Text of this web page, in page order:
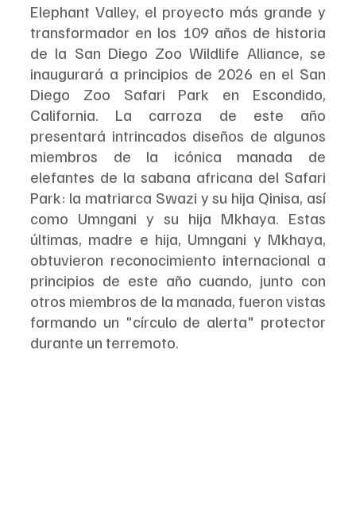
Elephant Valley, el proyecto más grande y
transformador en los 109 años de historia
de la San Diego Zoo Wildlife Alliance, se
inaugurará a principios de 2026 en el San
Diego Zoo Safari Park en Escondido,
California. La carroza de este año
presentará intrincados diseños de algunos
miembros de la icónica manada de
elefantes de la sabana africana del Safari
Park: la matriarca Swazi y su hija Qinisa, así
como Umngani y su hija Mkhaya. Estas
últimas, madre e hija, Umngani y Mkhaya,
obtuvieron reconocimiento internacional a
principios de este año cuando, junto con
otros miembros de la manada, fueron vistas
formando un "círculo de alerta" protector
durante un terremoto.